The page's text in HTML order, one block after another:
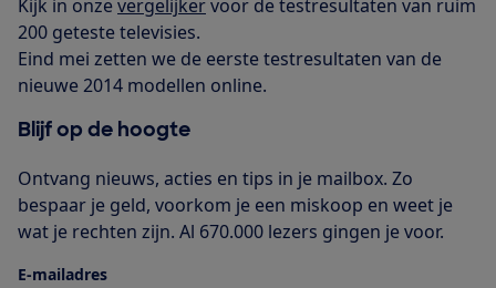
Kijk in onzevergelijkervoor de testresultaten van ruim
200 geteste televisies.
Eind mei zetten we de eerste testresultaten van de
nieuwe 2014 modellen online.
Blijf op de hoogte
Ontvang nieuws, acties en tips in je mailbox. Zo
bespaar je geld, voorkom je een miskoop en weet je
wat je rechten zijn. Al 670.000 lezers gingen je voor.
E-mailadres